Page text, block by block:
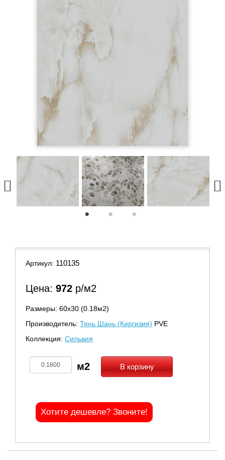
Артикул: 110135
Цена: 972 р/м2
Размеры: 60х30 (0.18м2)
Производитель: Тянь Шань (Киргизия) PVE
Коллекция: Сильвия
В корзину
Хотите дешевле? Звоните!